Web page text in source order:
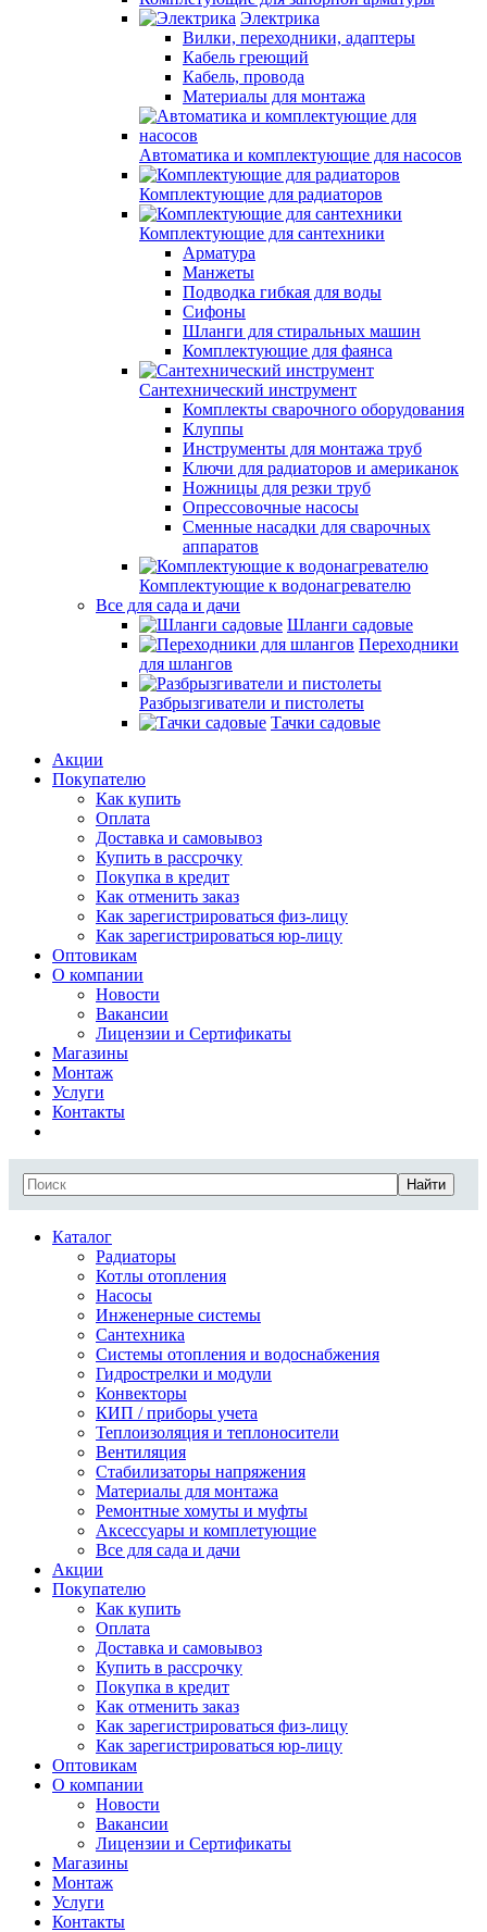
Электрика
Вилки, переходники, адаптеры
Кабель греющий
Кабель, провода
Материалы для монтажа
Автоматика и комплектующие для насосов
Комплектующие для радиаторов
Комплектующие для сантехники
Арматура
Манжеты
Подводка гибкая для воды
Сифоны
Шланги для стиральных машин
Комплектующие для фаянса
Сантехнический инструмент
Комплекты сварочного оборудования
Клуппы
Инструменты для монтажа труб
Ключи для радиаторов и американок
Ножницы для резки труб
Опрессовочные насосы
Сменные насадки для сварочных
аппаратов
Комплектующие к водонагревателю
Все для сада и дачи
Шланги садовые
Переходники
для шлангов
Разбрызгиватели и пистолеты
Тачки садовые
Акции
Покупателю
Как купить
Оплата
Доставка и самовывоз
Купить в рассрочку
Покупка в кредит
Как отменить заказ
Как зарегистрироваться физ-лицу
Как зарегистрироваться юр-лицу
Оптовикам
О компании
Новости
Вакансии
Лицензии и Сертификаты
Магазины
Монтаж
Услуги
Контакты
Найти
Каталог
Радиаторы
Котлы отопления
Насосы
Инженерные системы
Сантехника
Системы отопления и водоснабжения
Гидрострелки и модули
Конвекторы
КИП / приборы учета
Теплоизоляция и теплоносители
Вентиляция
Стабилизаторы напряжения
Материалы для монтажа
Ремонтные хомуты и муфты
Аксессуары и комплетующие
Все для сада и дачи
Акции
Покупателю
Как купить
Оплата
Доставка и самовывоз
Купить в рассрочку
Покупка в кредит
Как отменить заказ
Как зарегистрироваться физ-лицу
Как зарегистрироваться юр-лицу
Оптовикам
О компании
Новости
Вакансии
Лицензии и Сертификаты
Магазины
Монтаж
Услуги
Контакты